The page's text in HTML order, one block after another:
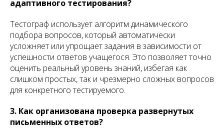
адаптивного тестирования?
Тестограф использует алгоритм динамического
подбора вопросов, который автоматически
усложняет или упрощает задания в зависимости от
успешности ответов учащегося. Это позволяет точно
оценить реальный уровень знаний, избегая как
слишком простых, так и чрезмерно сложных вопросов
для конкретного тестируемого.
3. Как организована проверка развернутых
письменных ответов?